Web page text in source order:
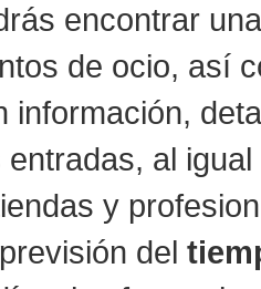
encontrar
de ocio, así
información,
entradas, al
y
del